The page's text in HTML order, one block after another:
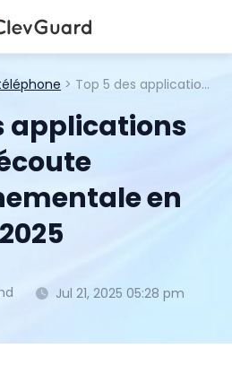
> Top 5 des applications d'écoute environnementale en 2025
applications
en
2025
Jul 21, 2025 05:28 pm